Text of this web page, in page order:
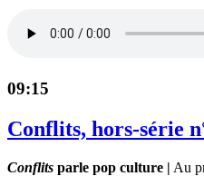
09:15
Conflits, hors-série
Conflits parle pop culture | Au